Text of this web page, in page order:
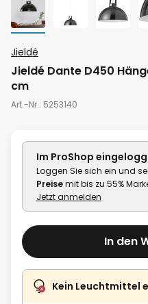
Zum
Anfang
der
springen
Jieldé
Jieldé Dante D450
cm
Art.-Nr. 5253140
Im ProShop
Loggen Sie sich ein und
Preisemit bis zu 55%
Jetzt anmelden
In den
Kein Leuchtmittel